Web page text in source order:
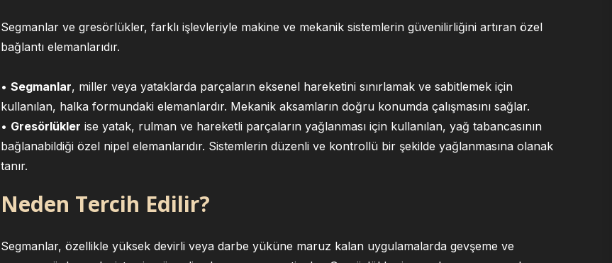
Segmanlar ve gresörlükler, farklı işlevleriyle makine ve mekanik sistemlerin güvenilirliğini artıran özel
bağlantı elemanlarıdır.
• Segmanlar, miller veya yataklarda parçaların eksenel hareketini sınırlamak ve sabitlemek için
kullanılan, halka formundaki elemanlardır. Mekanik aksamların doğru konumda çalışmasını sağlar.
• Gresörlükler ise yatak, rulman ve hareketli parçaların yağlanması için kullanılan, yağ tabancasının
bağlanabildiği özel nipel elemanlarıdır. Sistemlerin düzenli ve kontrollü bir şekilde yağlanmasına olanak
tanır.
Neden Tercih Edilir?
Segmanlar, özellikle yüksek devirli veya darbe yüküne maruz kalan uygulamalarda gevşeme ve